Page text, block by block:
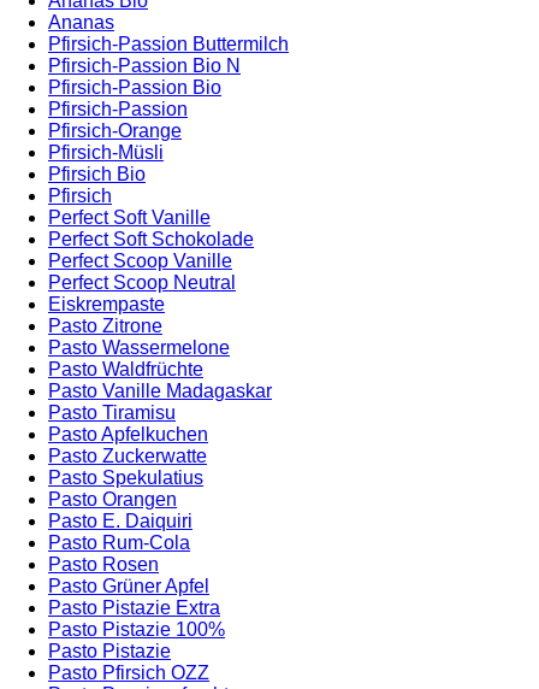
Ananas
Pfirsich-Passion Buttermilch
Pfirsich-Passion Bio N
Pfirsich-Passion Bio
Pfirsich-Passion
Pfirsich-Orange
Pfirsich-Müsli
Pfirsich Bio
Pfirsich
Perfect Soft Vanille
Perfect Soft Schokolade
Perfect Scoop Vanille
Perfect Scoop Neutral
Eiskrempaste
Pasto Zitrone
Pasto Wassermelone
Pasto Waldfrüchte
Pasto Vanille Madagaskar
Pasto Tiramisu
Pasto Apfelkuchen
Pasto Zuckerwatte
Pasto Spekulatius
Pasto Orangen
Pasto E. Daiquiri
Pasto Rum-Cola
Pasto Rosen
Pasto Grüner Apfel
Pasto Pistazie Extra
Pasto Pistazie 100%
Pasto Pistazie
Pasto Pfirsich OZZ